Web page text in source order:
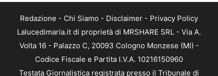
Redazione - Chi Siamo - Disclaimer - Privacy Policy
Lalucedimaria.it di proprietà di MRSHARE SRL - Via A.
Volta 16 - Palazzo C, 20093 Cologno Monzese (MI) -
Codice Fiscale e Partita I.V.A. 10216150960
Testata Giornalistica registrata presso il Tribunale di